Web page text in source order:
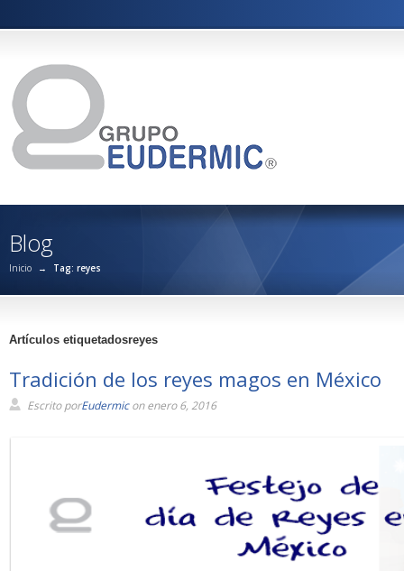
Blog
Inicio → Tag: reyes
Artículos etiquetadosreyes
Tradición de los reyes magos en México
Escrito porEudermicon enero 6, 2016